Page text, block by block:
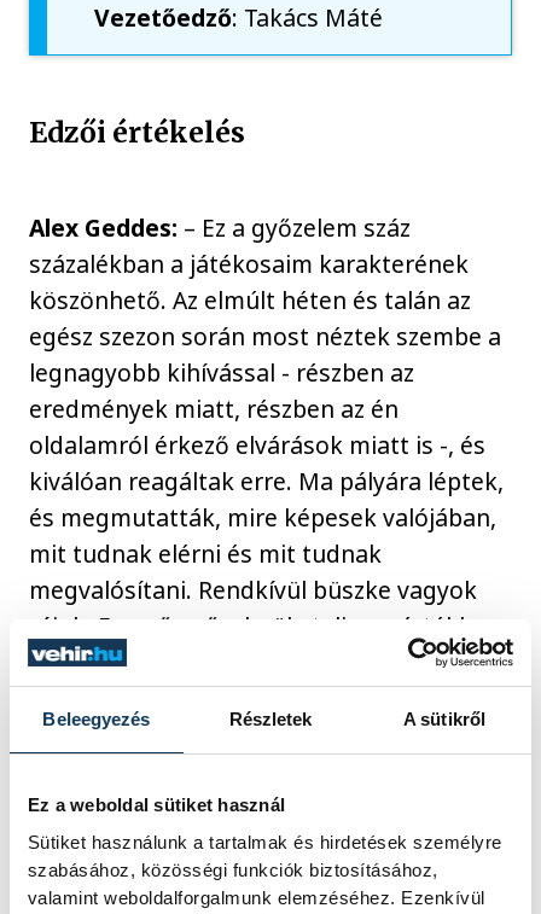
Beleegyezés Részletek A sütikről
Ez a weboldal sütiket használ
Sütiket használunk a tartalmak és hirdetések személyre
szabásához, közösségi funkciók biztosításához,
valamint weboldalforgalmunk elemzéséhez. Ezenkívül
Vezetőedző: Takács Máté
Edzői értékelés
Alex Geddes: – Ez a győzelem száz
százalékban a játékosaim karakterének
köszönhető. Az elmúlt héten és talán az
egész szezon során most néztek szembe a
legnagyobb kihívással - részben az
eredmények miatt, részben az én
oldalamról érkező elvárások miatt is -, és
kiválóan reagáltak erre. Ma pályára léptek,
és megmutatták, mire képesek valójában,
mit tudnak elérni és mit tudnak
megvalósítani. Rendkívül büszke vagyok
rájuk. Ez az ő győzelmük, teljes mértékben
megérdemelték, mert nagyszerű karaktert
hazai győzelem született. Az első félidőben
nem tudtunk felpörögni, és nem hoztuk
azt a szenvedélyszintet, ami ezen a